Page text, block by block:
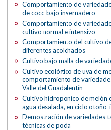
Comportamiento de
de coco bajo invernadero
Comportamiento de
cultivo normal e intensivo
Comportamiento del cultivo
diferentes acolchados
Cultivo bajo malla de
Cultivo ecológico de uva de
comportamiento de
Valle del Guadalentín
Cultivo hidroponico de melón
agua desalada, en ciclo
Demostración de variedades
técnicas de poda